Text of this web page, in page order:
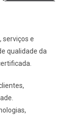
serviços e
qualidade da